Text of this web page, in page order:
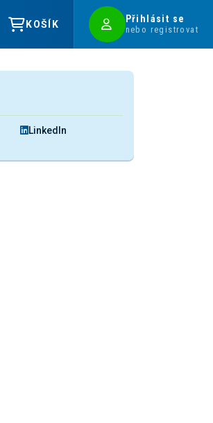
KOŠÍK Přihlásit se
nebo registrovat
LinkedIn